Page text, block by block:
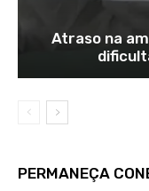
Atraso na
PERMANEÇA